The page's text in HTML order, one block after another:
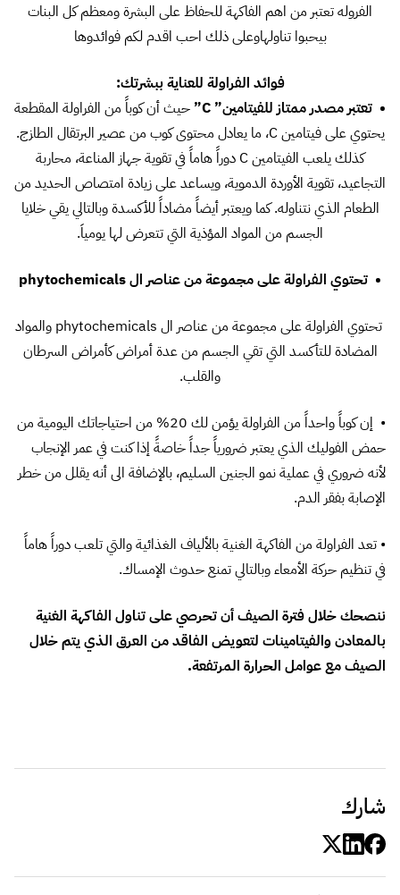
الفروله تعتبر من اهم الفاكهة للحفاظ على البشرة ومعظم كل البنات
بيحبوا تناولهاوعلى ذلك احب اقدم لكم فوائدوها
فوائد الفراولة للعناية ببشرتك:
• تعتبر مصدر ممتاز للفيتامين” C”
حيث أن كوباً من الفراولة المقطعة
يحتوي على فيتامين C، ما يعادل محتوى كوب من عصير البرتقال الطازج.
كذلك يلعب الفيتامين C دوراً هاماً في تقوية جهاز المناعة، محاربة
التجاعيد، تقوية الأوردة الدموية، ويساعد على زيادة امتصاص الحديد من
الطعام الذي نتناوله. كما ويعتبر أيضاً مضاداً للأكسدة وبالتالي يقي خلايا
الجسم من المواد المؤذية التي تتعرض لها يومياَ.
• تحتوي الفراولة على مجموعة من عناصر ال phytochemicals
تحتوي الفراولة على مجموعة من عناصر ال phytochemicals والمواد
المضادة للتأكسد التي تقي الجسم من عدة أمراض كأمراض السرطان
والقلب.
• إن كوباً واحداً من الفراولة يؤمن لك 20% من احتياجاتك اليومية من
حمض الفوليك الذي يعتبر ضرورياً جداً خاصةً إذا كنت في عمر الإنجاب
لأنه ضروري في عملية نمو الجنين السليم، بالإضافة الى أنه يقلل من خطر
الإصابة بفقر الدم.
• تعد الفراولة من الفاكهة الغنية بالألياف الغذائية والتي تلعب دوراً هاماً
في تنظيم حركة الأمعاء وبالتالي تمنع حدوث الإمساك.
ننصحك خلال فترة الصيف أن تحرصي على تناول الفاكهة الغنية
بالمعادن والفيتامينات لتعويض الفاقد من العرق الذي يتم خلال
الصيف مع عوامل الحرارة المرتفعة.
شارك